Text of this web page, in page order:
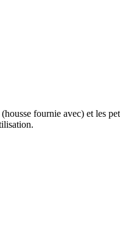
fournie avec) et les